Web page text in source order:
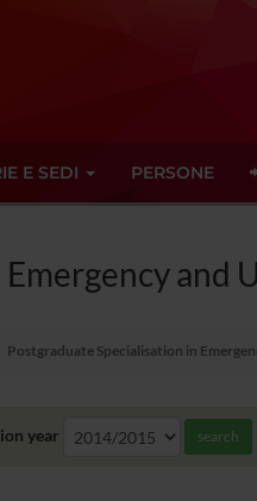
E SEDI PERSONE
and
Postgraduate Specialisation in
year search